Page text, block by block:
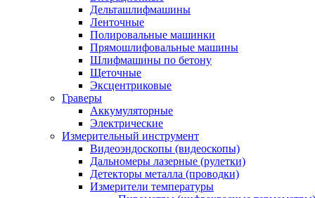
Дельташлифмашины
Ленточные
Полировальные машинки
Прямошлифовальные машины
Шлифмашины по бетону
Щеточные
Эксцентриковые
Граверы
Аккумуляторные
Электрические
Измерительный инструмент
Видеоэндоскопы (видеоскопы)
Дальномеры лазерные (рулетки)
Детекторы металла (проводки)
Измерители температуры